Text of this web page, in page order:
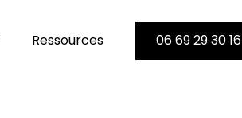
Ressources 06 69 29 30 16